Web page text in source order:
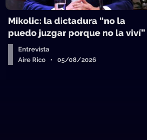
Mikolic: la dictadura “no la
puedo juzgar porque no la viví”
Entrevista
Aire Rico • 05/08/2026